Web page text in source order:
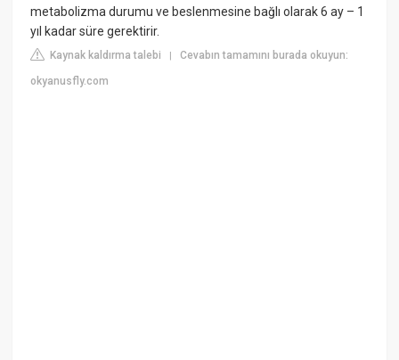
metabolizma durumu ve beslenmesine bağlı olarak 6 ay – 1
yıl kadar süre gerektirir.
Kaynak kaldırma talebi |Cevabın tamamını burada okuyun:
okyanusfly.com